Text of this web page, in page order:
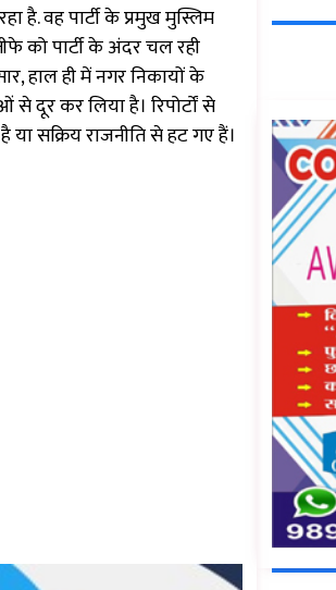
है. वह पार्टी के प्रमुख मुस्लिम
को पार्टी के अंदर चल रही
हाल ही में नगर निकायों के
से दूर कर लिया है। रिपोर्टों से
या सक्रिय राजनीति से हट गए हैं।